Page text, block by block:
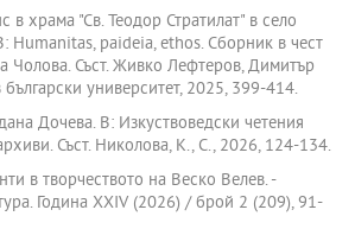
в храма "Св. Теодор Стратилат" в село
Humanitas, paideia, ethos. Сборник в чест
Чолова. Съст. Живко Лефтеров, Димитър
унивeрситет, 2025, 399-414.
Дочева. В: Изкуствоведски четения
Съст. Николова, К., С., 2026, 124-134.
в творчеството на Веско Велев. -
Година ХХIV (2026) / брой 2 (209), 91-